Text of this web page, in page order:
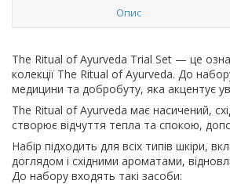
Опис
The Ritual of Ayurveda Trial Set — це
колекції The Ritual of Ayurveda. До
медицини та добробуту, яка акцентує
The Ritual of Ayurveda має насичений,
створює відчуття тепла та спокою,
Набір підходить для всіх типів шкіри,
доглядом і східними ароматами,
До набору входять такі засоби: